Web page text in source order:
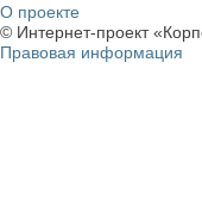
О проекте
© Интернет-проект
Правовая информация